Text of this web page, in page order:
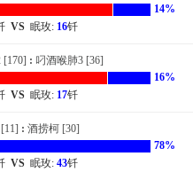
14%
VS眠玫: 16钎
[170] : 叼酒喉肺3 [36]
16%
VS眠玫: 17钎
: 酒捞柯 [30]
78%
VS眠玫: 43钎